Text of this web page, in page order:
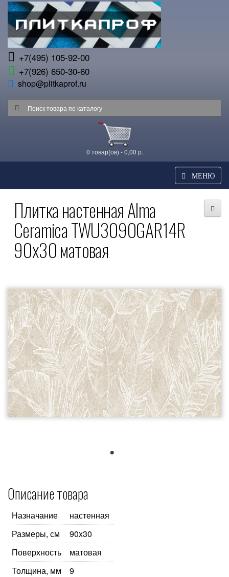
+7(495) 105-92-00
+7(926) 650-30-60
shop@plitkaprof.ru
0 товар(ов) - 0,00 р.
МЕНЮ
Плитка настенная Alma
Ceramica TWU3090GAR14R
90x30 матовая
Описание товара
Назначание
настенная
Размеры, см
90x30
Поверхность
матовая
Толщина, мм
9